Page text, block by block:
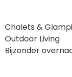
Chalets &
Outdoor Living
Bijzonder